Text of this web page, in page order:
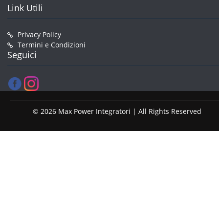
Link Utili
Privacy Policy
Termini e Condizioni
Seguici
© 2026 Max Power Integratori | All Rights Reserved